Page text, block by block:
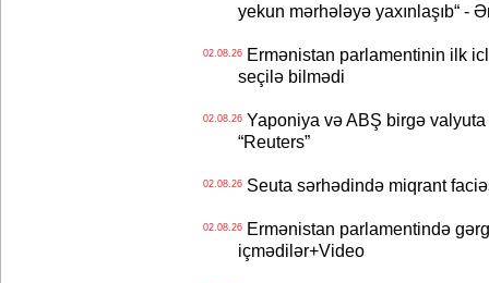
yekun mərhələyə yaxınlaşıb“ -
02.08.26Ermənistan parlamentinin ilk
seçilə bilmədi
02.08.26Yaponiya və ABŞ birgə valyuta
“Reuters”
02.08.26Seuta sərhədində miqrant
02.08.26Ermənistan parlamentində
içmədilər+Video